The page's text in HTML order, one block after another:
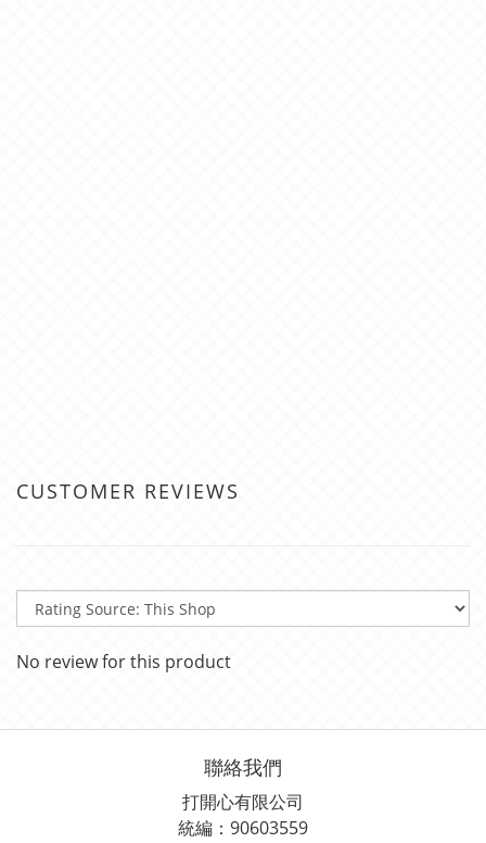
CUSTOMER REVIEWS
No review for this product
聯絡我們
打開心有限公司
統編：90603559